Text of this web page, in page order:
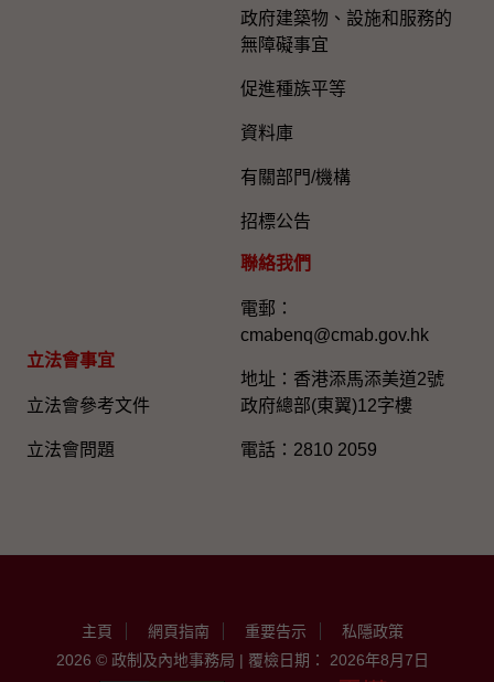
立法會事宜
立法會參考文件
立法會問題
政府建築物、設施和服務的
無障礙事宜
促進種族平等
資料庫
有關部門/機構
招標公告
聯絡我們
電郵：
cmabenq@cmab.gov.hk​
地址：香港添馬添美道2號
政府總部(東翼)12字樓
電話：2810 2059
主頁 網頁指南 重要告示
私隱政策
2026 © 政制及內地事務局 | 覆檢日期： 2026年8月7日